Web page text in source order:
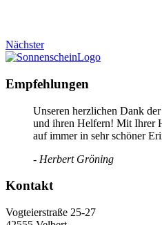
Nächster
Empfehlungen
Unseren herzlichen Dank
und ihren Helfern! Mit Ihrer
auf immer in sehr schöner
- Herbert Gröning
Kontakt
Vogteierstraße 25-27